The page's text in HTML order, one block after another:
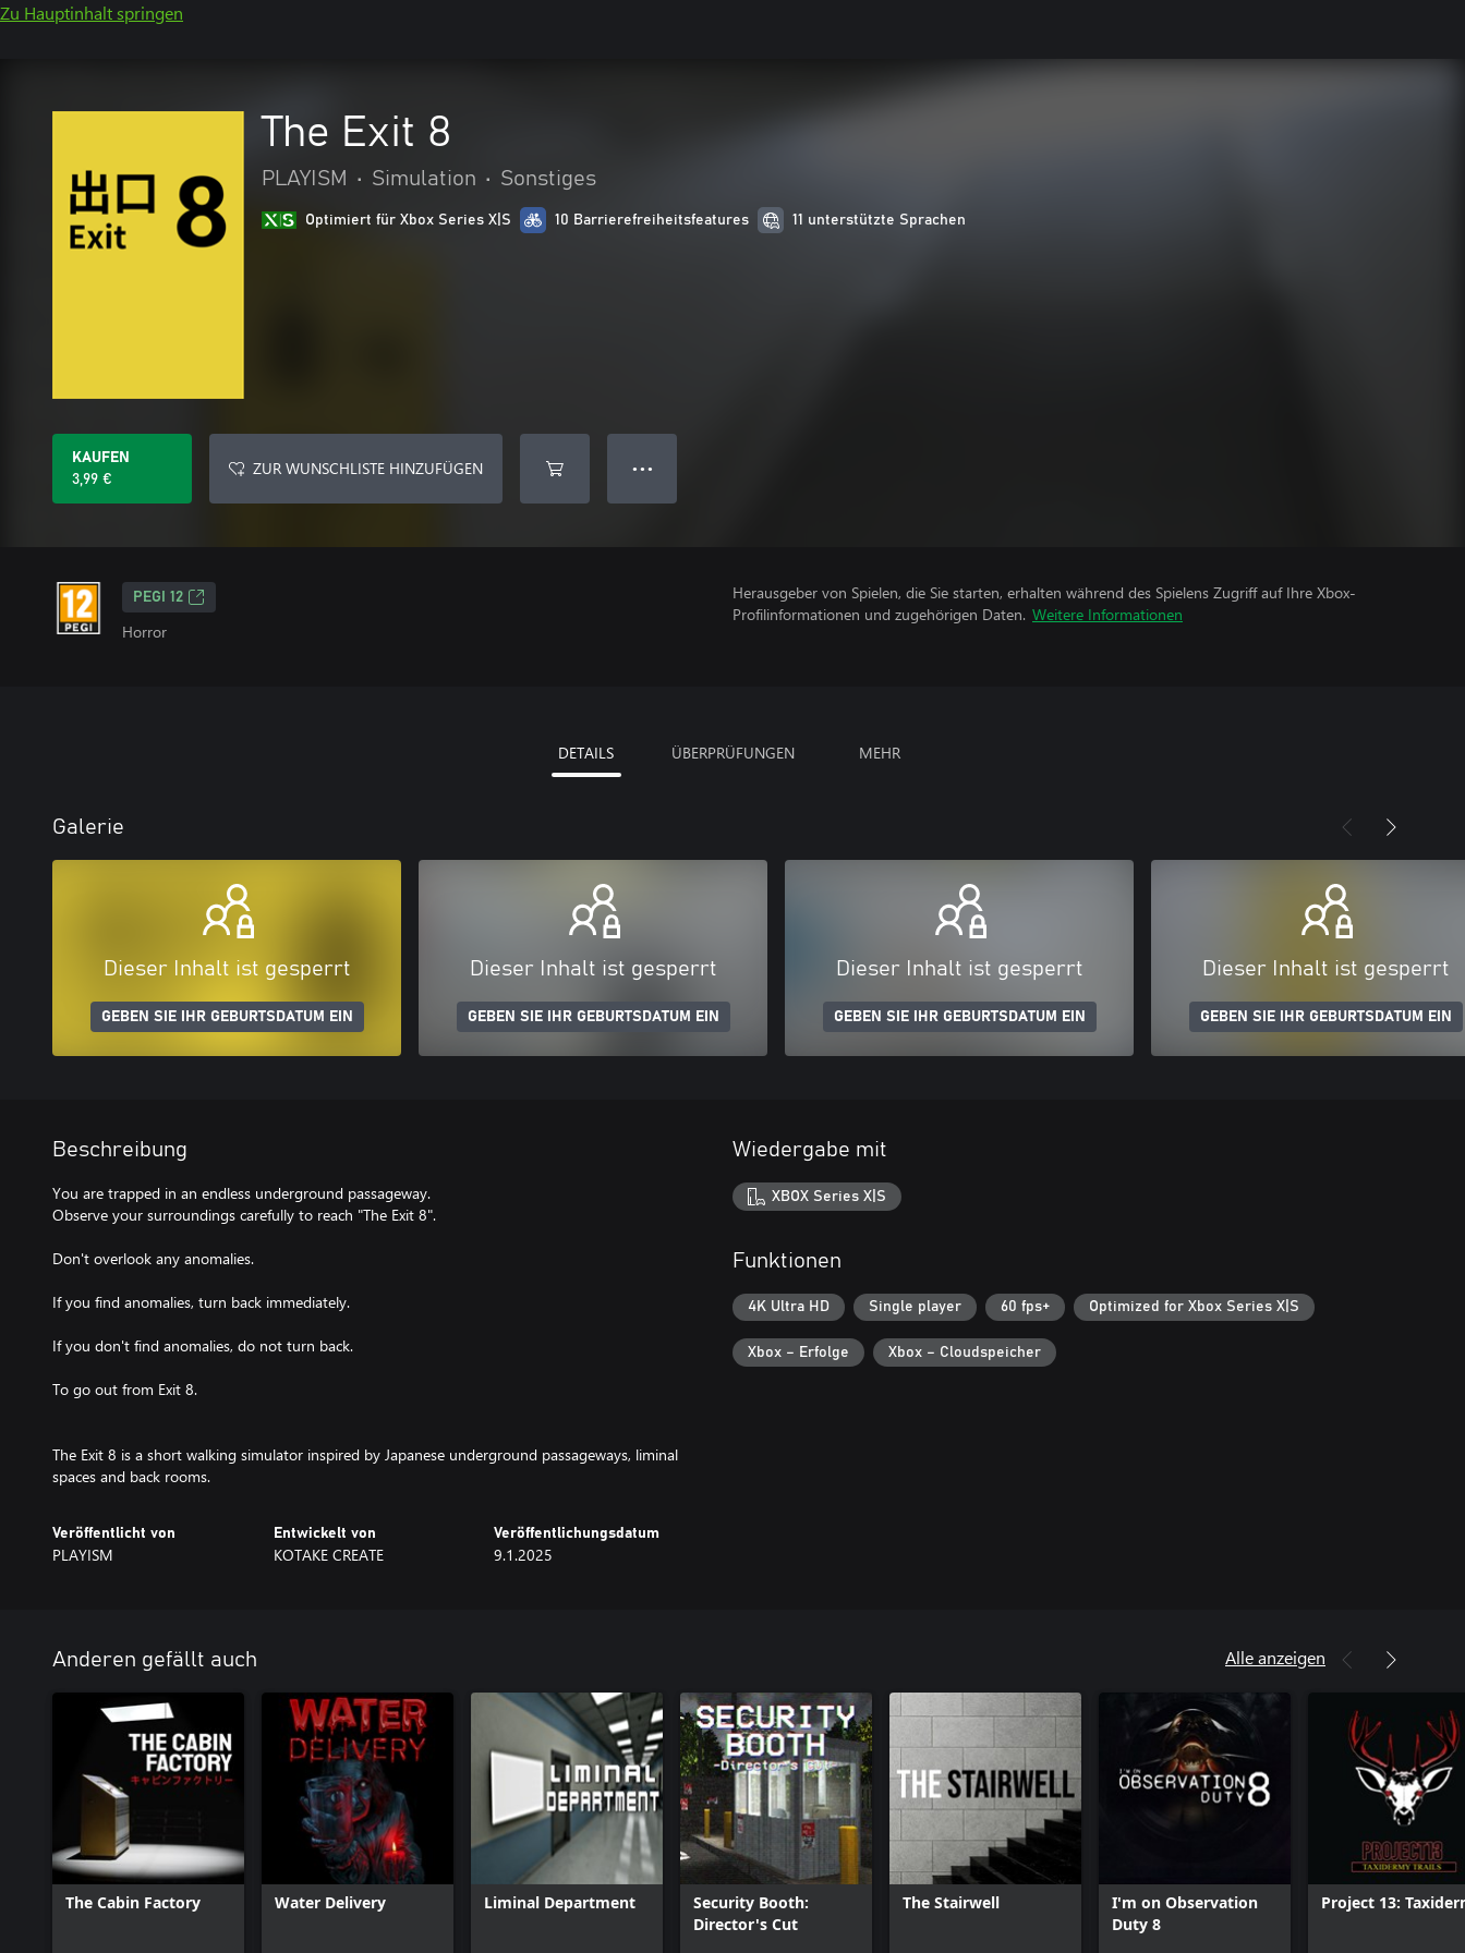
Zu Hauptinhalt springen
The Exit 8
PLAYISM • Simulation • Sonstiges
Optimiert für Xbox Series X|S 10 Barrierefreiheitsfeatures 11 unterstützte Sprachen
KAUFEN
3,99 €
ZUR WUNSCHLISTE HINZUFÜGEN ● ● ●
PEGI 12
Horror
Herausgeber von Spielen, die Sie starten, erhalten während des Spielens Zugriff auf Ihre Xbox-
Profilinformationen und zugehörigen Daten. Weitere Informationen
DETAILS ÜBERPRÜFUNGEN MEHR
Galerie
Dieser Inhalt ist gesperrt
GEBEN SIE IHR GEBURTSDATUM EIN
Dieser Inhalt ist gesperrt
GEBEN SIE IHR GEBURTSDATUM EIN
Dieser Inhalt ist gesperrt
GEBEN SIE IHR GEBURTSDATUM EIN
Dieser Inhalt ist gesperrt
GEBEN SIE IHR GEBURTSDATUM EIN
Beschreibung
You are trapped in an endless underground passageway.
Observe your surroundings carefully to reach "The Exit 8".
Don't overlook any anomalies.
If you find anomalies, turn back immediately.
If you don't find anomalies, do not turn back.
To go out from Exit 8.
The Exit 8 is a short walking simulator inspired by Japanese underground passageways, liminal
spaces and back rooms.
Veröffentlicht von
PLAYISM
Entwickelt von
KOTAKE CREATE
Veröffentlichungsdatum
9.1.2025
Wiedergabe mit
XBOX Series X|S
Funktionen
4K Ultra HD Single player 60 fps+ Optimized for Xbox Series X|S
Xbox – Erfolge Xbox – Cloudspeicher
Anderen gefällt auch Alle anzeigen
The Cabin Factory Water Delivery Liminal Department
Security Booth:
Director's Cut
The Stairwell
I'm on Observation
Duty 8
Project 13: